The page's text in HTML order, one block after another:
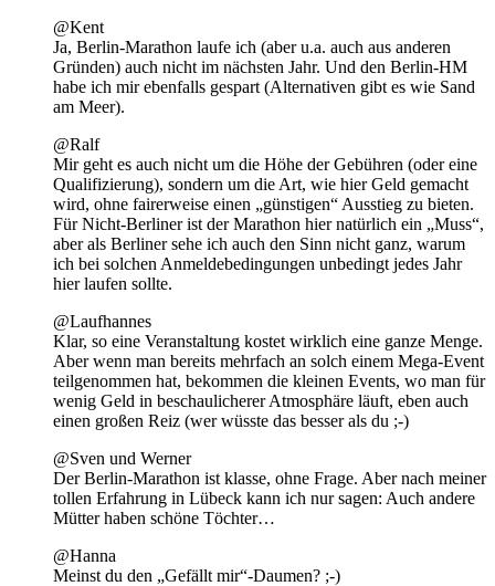
@Kent
Ja, Berlin-Marathon laufe ich (aber u.a. auch aus anderen
Gründen) auch nicht im nächsten Jahr. Und den Berlin-HM
habe ich mir ebenfalls gespart (Alternativen gibt es wie Sand
am Meer).
@Ralf
Mir geht es auch nicht um die Höhe der Gebühren (oder eine
Qualifizierung), sondern um die Art, wie hier Geld gemacht
wird, ohne fairerweise einen „günstigen“ Ausstieg zu bieten.
Für Nicht-Berliner ist der Marathon hier natürlich ein „Muss“,
aber als Berliner sehe ich auch den Sinn nicht ganz, warum
ich bei solchen Anmeldebedingungen unbedingt jedes Jahr
hier laufen sollte.
@Laufhannes
Klar, so eine Veranstaltung kostet wirklich eine ganze Menge.
Aber wenn man bereits mehrfach an solch einem Mega-Event
teilgenommen hat, bekommen die kleinen Events, wo man für
wenig Geld in beschaulicherer Atmosphäre läuft, eben auch
einen großen Reiz (wer wüsste das besser als du ;-)
@Sven und Werner
Der Berlin-Marathon ist klasse, ohne Frage. Aber nach meiner
tollen Erfahrung in Lübeck kann ich nur sagen: Auch andere
Mütter haben schöne Töchter…
@Hanna
Meinst du den „Gefällt mir“-Daumen? ;-)